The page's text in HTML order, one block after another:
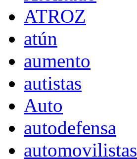
ATROZ
atún
aumento
autistas
Auto
autodefensa
automovilistas